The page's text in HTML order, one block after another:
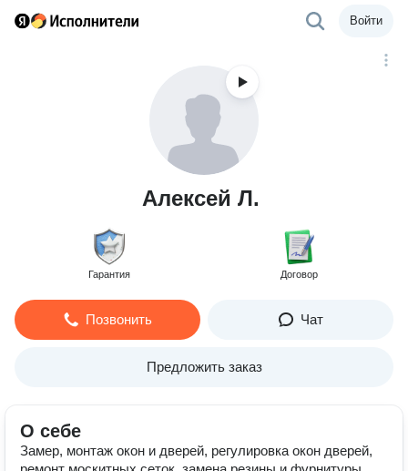
Войти
Алексей Л.
Гарантия Договор
Позвонить Чат
Предложить заказ
О себе
Замер, монтаж окон и дверей, регулировка окон дверей,